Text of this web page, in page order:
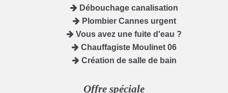
Débouchage canalisation
Plombier Cannes urgent
Vous avez une fuite d'eau ?
Chauffagiste Moulinet 06
Création de salle de bain
Offre spéciale